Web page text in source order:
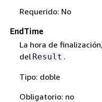
Requerido: No
EndTime
La hora de
del Result .
Tipo: doble
Obligatorio: no